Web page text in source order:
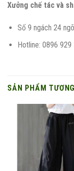
Xưởng chế tác và
Số 9 ngách 24
Hotline: 0896 929
SẢN PHẨM